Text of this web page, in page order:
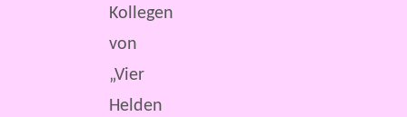
Kollegen
von
„Vier
Helden